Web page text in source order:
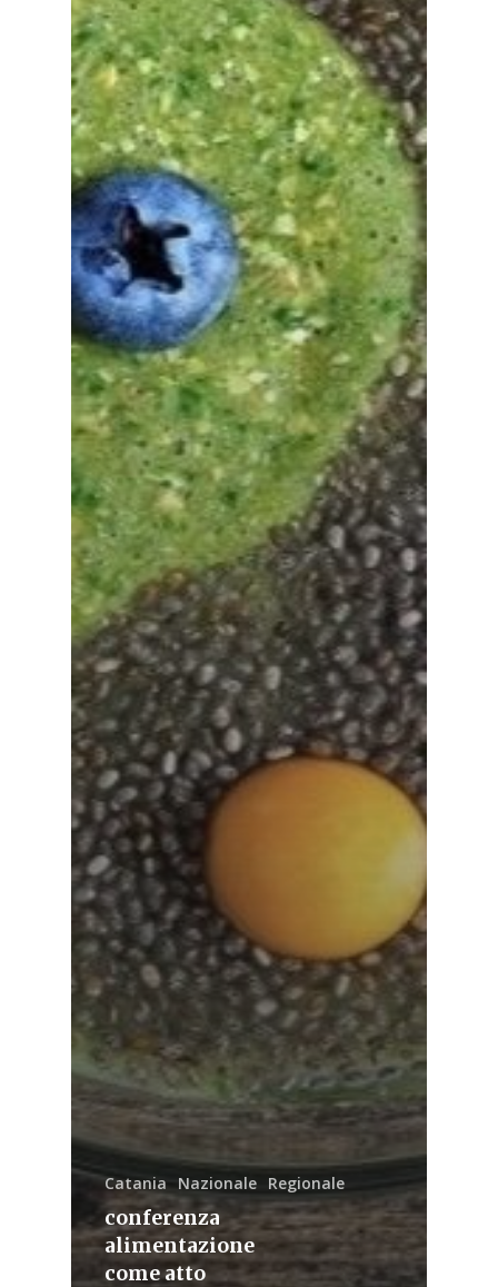
Catania Nazionale Regionale
conferenza
alimentazione
come atto